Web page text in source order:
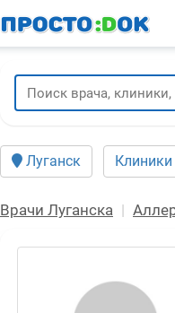
Луганск Клиники
Врачи Луганска